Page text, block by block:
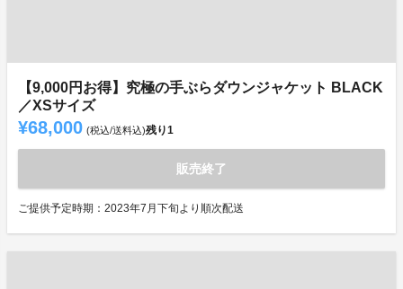
【9,000円お得】究極の手ぶらダウンジャケット BLACK
／XSサイズ
¥68,000 (税込/送料込)残り1
販売終了
ご提供予定時期：2023年7月下旬より順次配送